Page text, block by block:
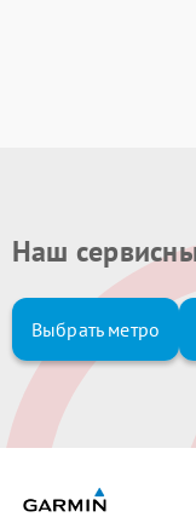
Наш
Выбрать метро